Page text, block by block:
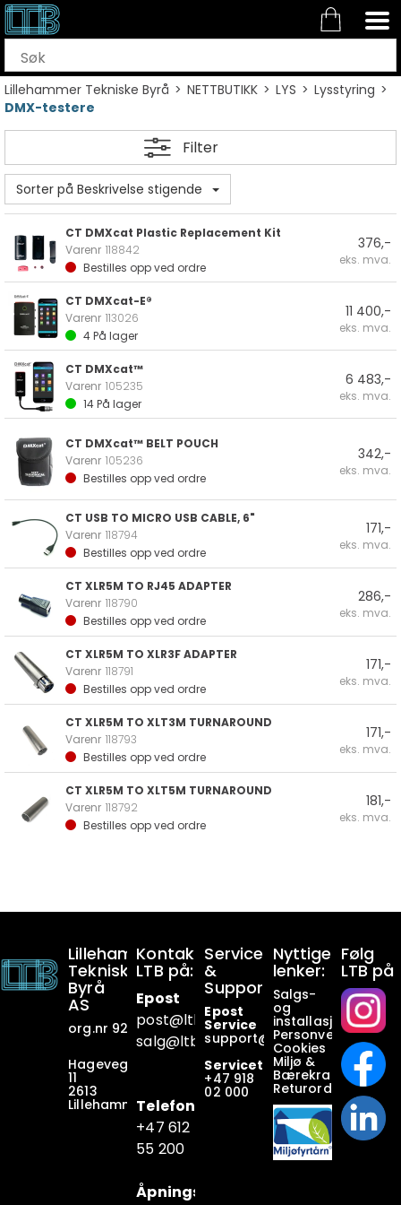
Lillehammer Tekniske Byrå>NETTBUTIKK>LYS>Lysstyring>
DMX-testere
Filter
Sorter på Beskrivelse stigende
CT DMXcat Plastic Replacement Kit
Varenr 118842
Bestilles opp ved ordre
376,-
eks. mva.
CT DMXcat-E®
Varenr 113026
4På lager
11 400,-
eks. mva.
CT DMXcat™
Varenr 105235
14På lager
6 483,-
eks. mva.
CT DMXcat™ BELT POUCH
Varenr 105236
Bestilles opp ved ordre
342,-
eks. mva.
CT USB TO MICRO USB CABLE, 6"
Varenr 118794
Bestilles opp ved ordre
171,-
eks. mva.
CT XLR5M TO RJ45 ADAPTER
Varenr 118790
Bestilles opp ved ordre
286,-
eks. mva.
CT XLR5M TO XLR3F ADAPTER
Varenr 118791
Bestilles opp ved ordre
171,-
eks. mva.
CT XLR5M TO XLT3M TURNAROUND
Varenr 118793
Bestilles opp ved ordre
171,-
eks. mva.
CT XLR5M TO XLT5M TURNAROUND
Varenr 118792
Bestilles opp ved ordre
181,-
eks. mva.
Lillehammer
Tekniske
Byrå
AS
org.nr 928649911
Hagevegen
11
2613
Lillehammer
Kontakt
LTB på:
Epost
post@ltb .no
salg@ltb.no
Telefon
+47 612
55 200
Åpningstider
Service
&
Support:
Epost
Service
support@ltb.no
Servicetelefon
+47 918
02 000
Nyttige
lenker:
Salgs-
og
Personvern
Cookies
Miljø &
Bærekraft
Returordninger
Følg
LTB på